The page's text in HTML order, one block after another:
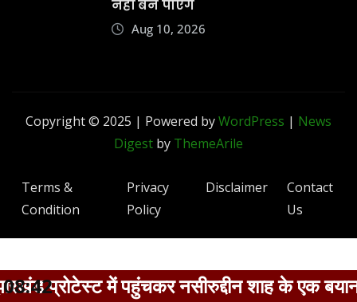
Policy
नसीरुद्दीन शाह के एक बयान पर नाराजगी जाहिर
08:42